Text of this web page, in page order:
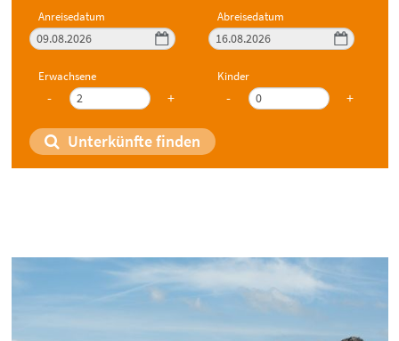
Anreisedatum Abreisedatum
Erwachsene
- +
Kinder
- +
Unterkünfte finden